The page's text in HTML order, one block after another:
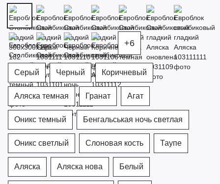
+6
Серый Черный Коричневый
Аляска темная Гранат Агат
Оникс темный Бенгальськая ночь светлая
Оникс светлый Слоновая кость Таупе
Аляска Аляска нова Белый